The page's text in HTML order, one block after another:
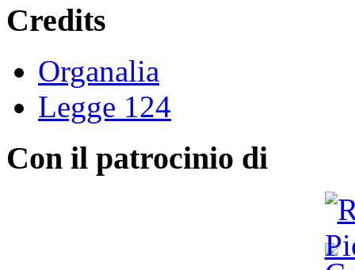
Credits
Organalia
Legge 124
Con il patrocinio di